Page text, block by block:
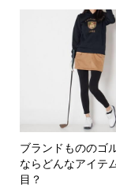
ブランドもののゴ
ならどんなアイテ
目？